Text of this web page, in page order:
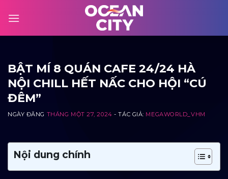
BẬT MÍ 8 QUÁN CAFE 24/24 HÀ
NỘI CHILL HẾT NẤC CHO HỘI “CÚ
ĐÊM”
NGÀY ĐĂNG THÁNG MỘT 27, 2024 - TÁC GIẢ: MEGAWORLD_VHM
Nội dung chính